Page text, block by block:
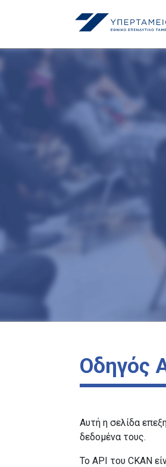
Οδηγός
Αυτή η σελίδα
δεδομένα τους.
Το API του CKAN